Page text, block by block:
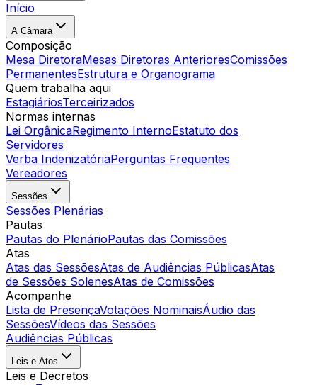
Início
A Câmara
Composição
Mesa DiretoraMesas Diretoras AnterioresComissões
PermanentesEstrutura e Organograma
Quem trabalha aqui
EstagiáriosTerceirizados
Normas internas
Lei OrgânicaRegimento InternoEstatuto dos
Servidores
Verba IndenizatóriaPerguntas Frequentes
Vereadores
Sessões
Sessões Plenárias
Pautas
Pautas do PlenárioPautas das Comissões
Atas
Atas das SessõesAtas de Audiências PúblicasAtas
de Sessões SolenesAtas de Comissões
Acompanhe
Lista de PresençaVotações NominaisÁudio das
SessõesVídeos das Sessões
Audiências Públicas
Leis e Atos
Leis e Decretos